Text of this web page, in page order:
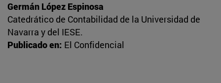
Germán López Espinosa
Catedrático de Contabilidad de la Universidad de
Navarra y del IESE.
Publicado en: El Confidencial